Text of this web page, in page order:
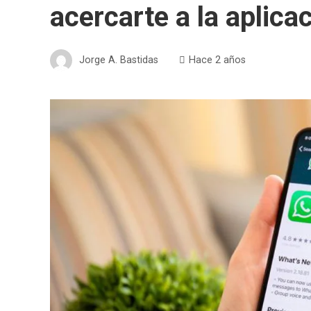
acercarte a la
Jorge A. Bastidas Hace 2 años